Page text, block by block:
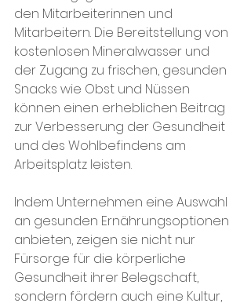
den Mitarbeiterinnen und
Mitarbeitern. Die Bereitstellung von
kostenlosen Mineralwasser und
der Zugang zu frischen, gesunden
Snacks wie Obst und Nüssen
können einen erheblichen Beitrag
zur Verbesserung der Gesundheit
und des Wohlbefindens am
Arbeitsplatz leisten.
Indem Unternehmen eine Auswahl
an gesunden Ernährungsoptionen
anbieten, zeigen sie nicht nur
Fürsorge für die körperliche
Gesundheit ihrer Belegschaft,
sondern fördern auch eine Kultur,